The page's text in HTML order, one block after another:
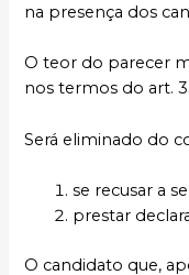
na presença dos
O teor do parecer
nos termos do art.
Será eliminado do
se recusar a
prestar
O candidato que,